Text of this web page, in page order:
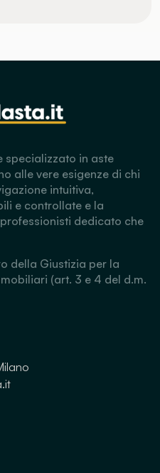
specializzato in aste
alle vere esigenze di chi
intuitiva,
e controllate e la
dedicato che
della Giustizia per la
(art. 3 e 4 del d.m.